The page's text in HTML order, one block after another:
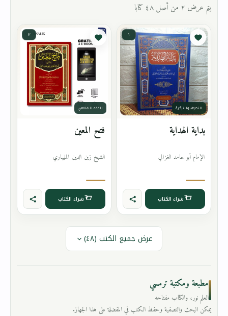
يتم عرض ٢ من أصل ٤٨ كتابا
١
التصوف والتزكية
بداية الهداية
الإمام أبو حامد الغزالي
شراء الكتاب
٢
الفقه الشافعي
فتح المعين
الشيخ زين الدين المليباري
شراء الكتاب
عرض جميع الكتب (٤٨)
مطبعة ومكتبة ترمسي
العلم نور، والكتاب مفتاحه
يمكن البحث والتصفية وحفظ الكتب في المفضلة على هذا الجهاز.